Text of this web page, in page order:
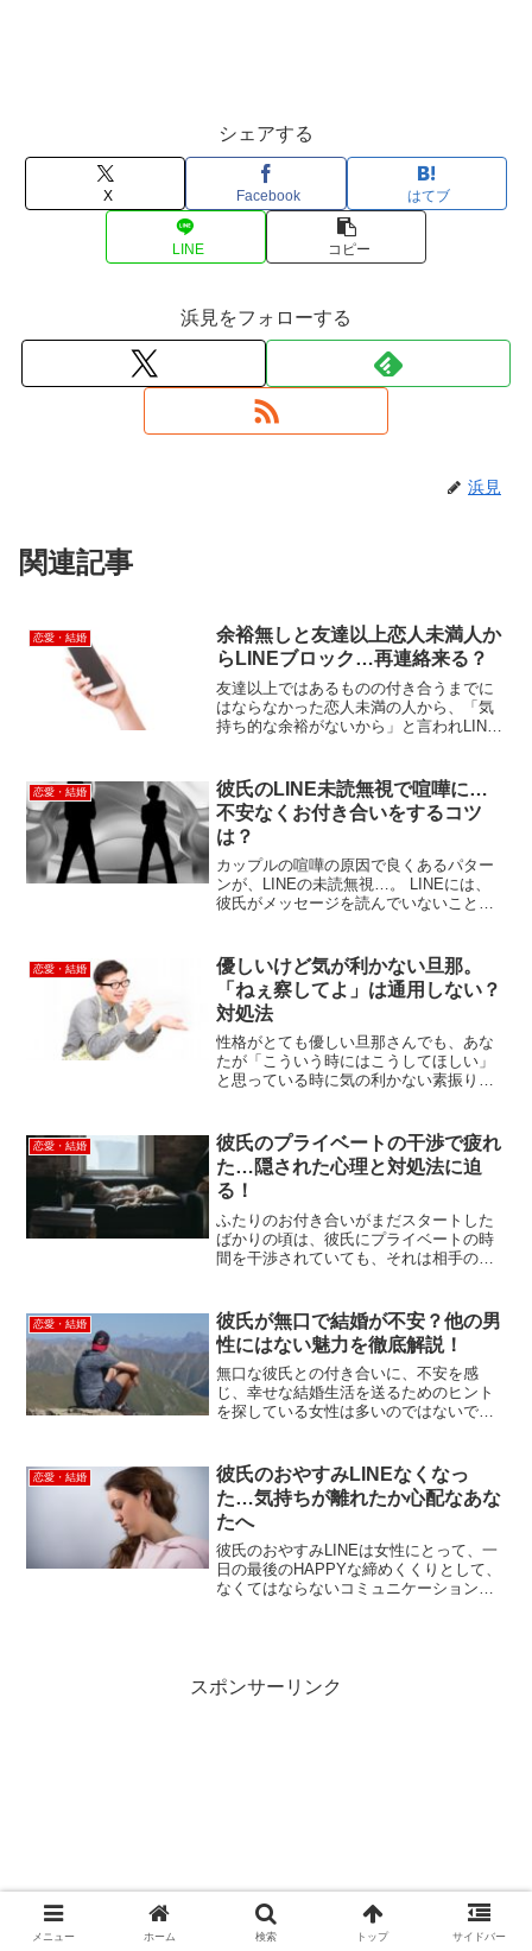
シェアする
X Facebook はてブ
LINE コピー
浜見をフォローする
浜見
関連記事
恋愛・結婚
余裕無しと友達以上恋人未満人か
らLINEブロック…再連絡来る？
友達以上ではあるものの付き合うまでに
はならなかった恋人未満の人から、「気
持ち的な余裕がないから」と言われLINE
になれる期待を持つことがあるので、
LINEブロックされた...
恋愛・結婚
彼氏のLINE未読無視で喧嘩に…
不安なくお付き合いをするコツ
は？
カップルの喧嘩の原因で良くあるパター
ンが、LINEの未読無視…。 LINEには、
彼氏がメッセージを読んでいないことの
の便利な機能がときに、カップルの喧嘩
につながってしま...
恋愛・結婚
優しいけど気が利かない旦那。
「ねぇ察してよ」は通用しない？
対処法
性格がとても優しい旦那さんでも、あな
たが「こういう時にはこうしてほしい」
と思っている時に気の利かない素振りを
と性格の優しい旦那さんであれば、あな
たを気遣っていろいろと気...
恋愛・結婚
彼氏のプライベートの干渉で疲れ
た…隠された心理と対処法に迫
る！
ふたりのお付き合いがまだスタートした
ばかりの頃は、彼氏にプライベートの時
間を干渉されていても、それは相手の愛
の時間に、幾度も幾度も彼氏からの干渉
メール・電話などを受け...
恋愛・結婚
彼氏が無口で結婚が不安？他の男
性にはない魅力を徹底解説！
無口な彼氏との付き合いに、不安を感
じ、幸せな結婚生活を送るためのヒント
を探している女性は多いのではないでし
えるので、沈黙の時間が結婚に悪い影響
を与えるのではないかと心...
恋愛・結婚
彼氏のおやすみLINEなくなっ
た…気持ちが離れたか心配なあな
たへ
彼氏のおやすみLINEは女性にとって、一
日の最後のHAPPYな締めくくりとして、
なくてはならないコミュニケーションの
スポンサーリンク
メニュー ホーム 検索 トップ サイドバー